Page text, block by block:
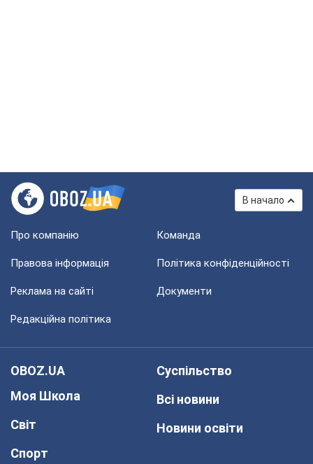
В начало
Про компанію Команда
Правова інформація Політика конфіденційності
Реклама на сайті Документи
Редакційна політика
OBOZ.UA
Моя Школа
Світ
Спорт
Суспільство
Всі новини
Новини освіти